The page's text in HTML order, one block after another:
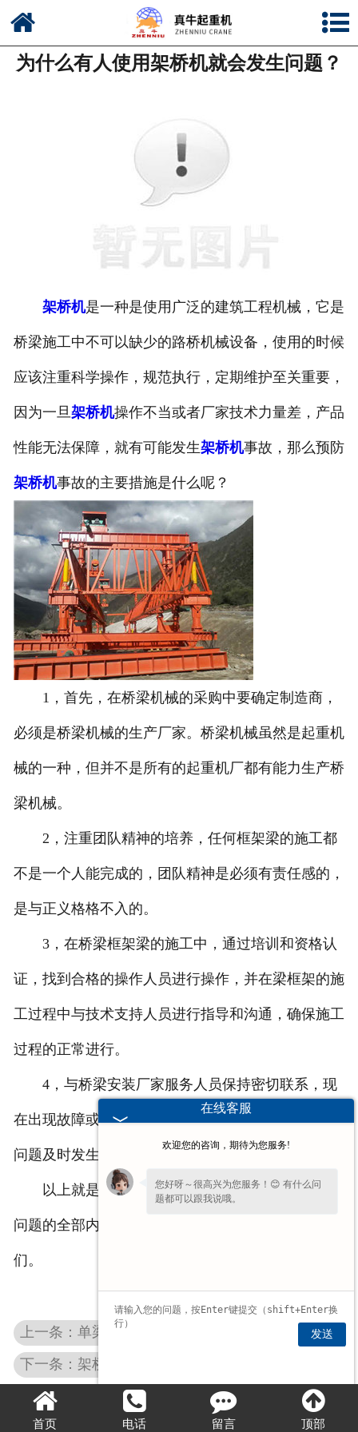
公司简介
联系我们
为什么有人使用架桥机就会发生问题？
架桥机是一种是使用广泛的建筑工程机械，它是
桥梁施工中不可以缺少的路桥机械设备，使用的时候
应该注重科学操作，规范执行，定期维护至关重要，
因为一旦架桥机操作不当或者厂家技术力量差，产品
性能无法保障，就有可能发生架桥机事故，那么预防
架桥机事故的主要措施是什么呢？
1，首先，在桥梁机械的采购中要确定制造商，
必须是桥梁机械的生产厂家。桥梁机械虽然是起重机
械的一种，但并不是所有的起重机厂都有能力生产桥
梁机械。
2，注重团队精神的培养，任何框架梁的施工都
不是一个人能完成的，团队精神是必须有责任感的，
是与正义格格不入的。
3，在桥梁框架梁的施工中，通过培训和资格认
证，找到合格的操作人员进行操作，并在梁框架的施
工过程中与技术支持人员进行指导和沟通，确保施工
过程的正常进行。
4，与桥梁安装厂家服务人员保持密切联系，现
在出现故障或问题，及时与桥梁安装厂家沟通，确保
问题及时发生，无故障运行。
以上就是关于架桥机为什么有人使用会发生安全
问题的全部内容，想要了解更多信息，请持续关注我
们。
上一条：单梁起重机都是有哪些特点？
下一条：架桥机需要定期的做哪些检查？
首页 电话 留言 顶部
在线客服
欢迎您的咨询，期待为您服务!
您好呀～很高兴为您服务！😊 有什么问
题都可以跟我说哦。
发送